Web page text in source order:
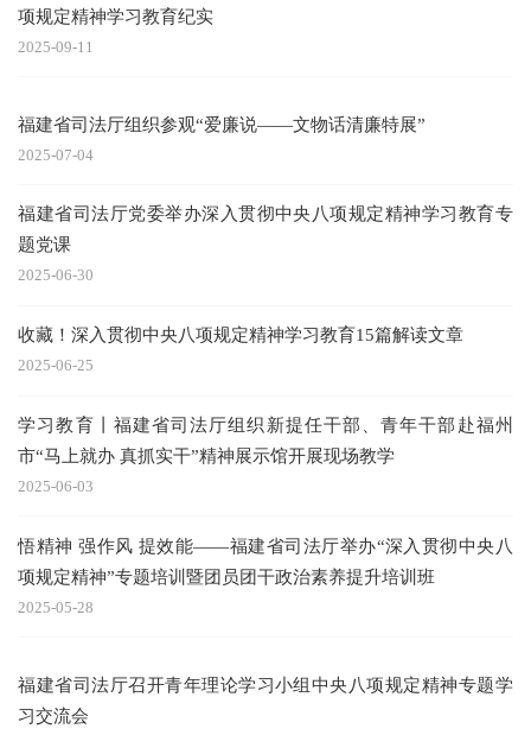
项规定精神学习教育纪实
2025-09-11
福建省司法厅组织参观“爱廉说——文物话清廉特展”
2025-07-04
福建省司法厅党委举办深入贯彻中央八项规定精神学习教育专
题党课
2025-06-30
收藏！深入贯彻中央八项规定精神学习教育15篇解读文章
2025-06-25
学习教育丨福建省司法厅组织新提任干部、青年干部赴福州
市“马上就办 真抓实干”精神展示馆开展现场教学
2025-06-03
悟精神 强作风 提效能——福建省司法厅举办“深入贯彻中央八
项规定精神”专题培训暨团员团干政治素养提升培训班
2025-05-28
福建省司法厅召开青年理论学习小组中央八项规定精神专题学
习交流会